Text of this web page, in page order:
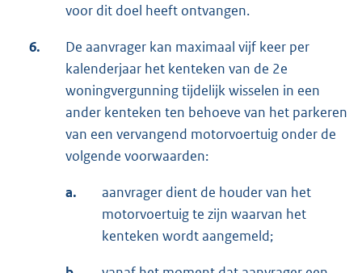
voor dit doel heeft ontvangen.
6.
De aanvrager kan maximaal vijf keer per
kalenderjaar het kenteken van de 2e
woningvergunning tijdelijk wisselen in een
ander kenteken ten behoeve van het parkeren
van een vervangend motorvoertuig onder de
volgende voorwaarden:
a.
aanvrager dient de houder van het
motorvoertuig te zijn waarvan het
kenteken wordt aangemeld;